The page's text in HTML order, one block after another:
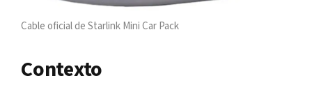
Cable oficial de Starlink Mini Car Pack
Contexto